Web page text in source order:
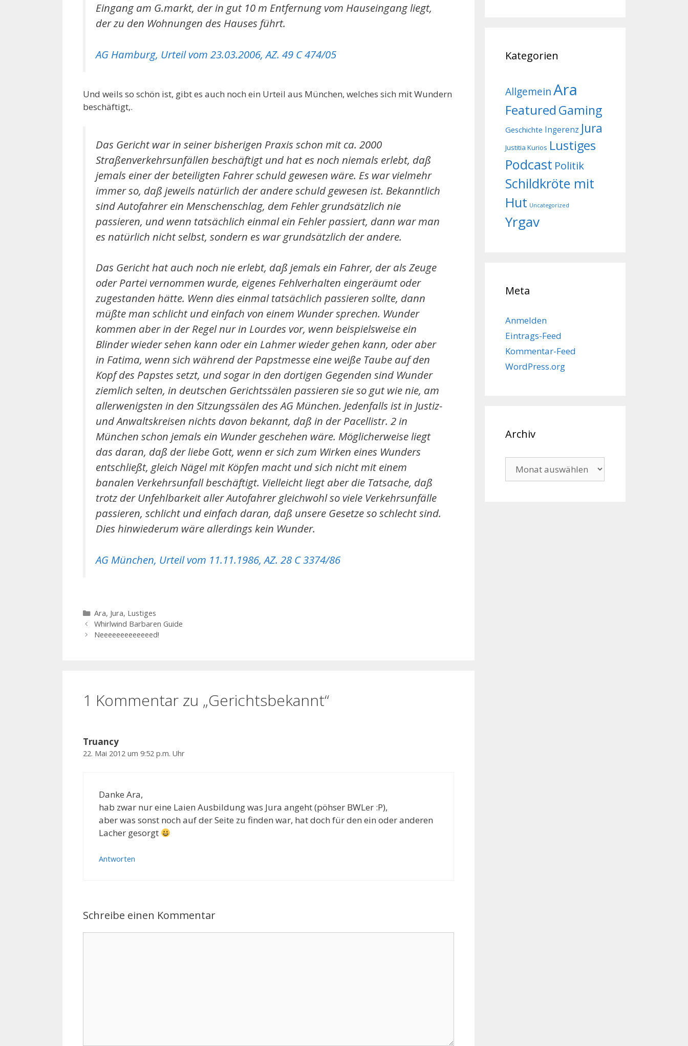
Eingang am G.markt, der in gut 10 m Entfernung vom Hauseingang liegt,
der zu den Wohnungen des Hauses führt.
AG Hamburg, Urteil vom 23.03.2006, AZ. 49 C 474/05
Und weils so schön ist, gibt es auch noch ein Urteil aus München, welches sich mit Wundern
beschäftigt,.
Das Gericht war in seiner bisherigen Praxis schon mit ca. 2000
Straßenverkehrsunfällen beschäftigt und hat es noch niemals erlebt, daß
jemals einer der beteiligten Fahrer schuld gewesen wäre. Es war vielmehr
immer so, daß jeweils natürlich der andere schuld gewesen ist. Bekanntlich
sind Autofahrer ein Menschenschlag, dem Fehler grundsätzlich nie
passieren, und wenn tatsächlich einmal ein Fehler passiert, dann war man
es natürlich nicht selbst, sondern es war grundsätzlich der andere.
Das Gericht hat auch noch nie erlebt, daß jemals ein Fahrer, der als Zeuge
oder Partei vernommen wurde, eigenes Fehlverhalten eingeräumt oder
zugestanden hätte. Wenn dies einmal tatsächlich passieren sollte, dann
müßte man schlicht und einfach von einem Wunder sprechen. Wunder
kommen aber in der Regel nur in Lourdes vor, wenn beispielsweise ein
Blinder wieder sehen kann oder ein Lahmer wieder gehen kann, oder aber
in Fatima, wenn sich während der Papstmesse eine weiße Taube auf den
Kopf des Papstes setzt, und sogar in den dortigen Gegenden sind Wunder
ziemlich selten, in deutschen Gerichtssälen passieren sie so gut wie nie, am
allerwenigsten in den Sitzungssälen des AG München. Jedenfalls ist in Justiz-
und Anwaltskreisen nichts davon bekannt, daß in der Pacellistr. 2 in
München schon jemals ein Wunder geschehen wäre. Möglicherweise liegt
das daran, daß der liebe Gott, wenn er sich zum Wirken eines Wunders
entschließt, gleich Nägel mit Köpfen macht und sich nicht mit einem
banalen Verkehrsunfall beschäftigt. Vielleicht liegt aber die Tatsache, daß
trotz der Unfehlbarkeit aller Autofahrer gleichwohl so viele Verkehrsunfälle
passieren, schlicht und einfach daran, daß unsere Gesetze so schlecht sind.
Dies hinwiederum wäre allerdings kein Wunder.
AG München, Urteil vom 11.11.1986, AZ. 28 C 3374/86
Kategorien
Ara, Jura, Lustiges
Whirlwind Barbaren Guide
Neeeeeeeeeeeeed!
1 Kommentar zu „Gerichtsbekannt“
Truancy
22. Mai 2012 um 9:52 p.m. Uhr
Danke Ara,
hab zwar nur eine Laien Ausbildung was Jura angeht (pöhser BWLer :P),
aber was sonst noch auf der Seite zu finden war, hat doch für den ein oder anderen
Lacher gesorgt
Antworten
Schreibe einen Kommentar
Kategorien
AllgemeinAra
Featured Gaming
Geschichte Ingerenz Jura
Justitia Kurios Lustiges
Podcast Politik
Schildkröte mit
Hut Uncategorized
Yrgav
Meta
Anmelden
Eintrags-Feed
Kommentar-Feed
WordPress.org
Archiv